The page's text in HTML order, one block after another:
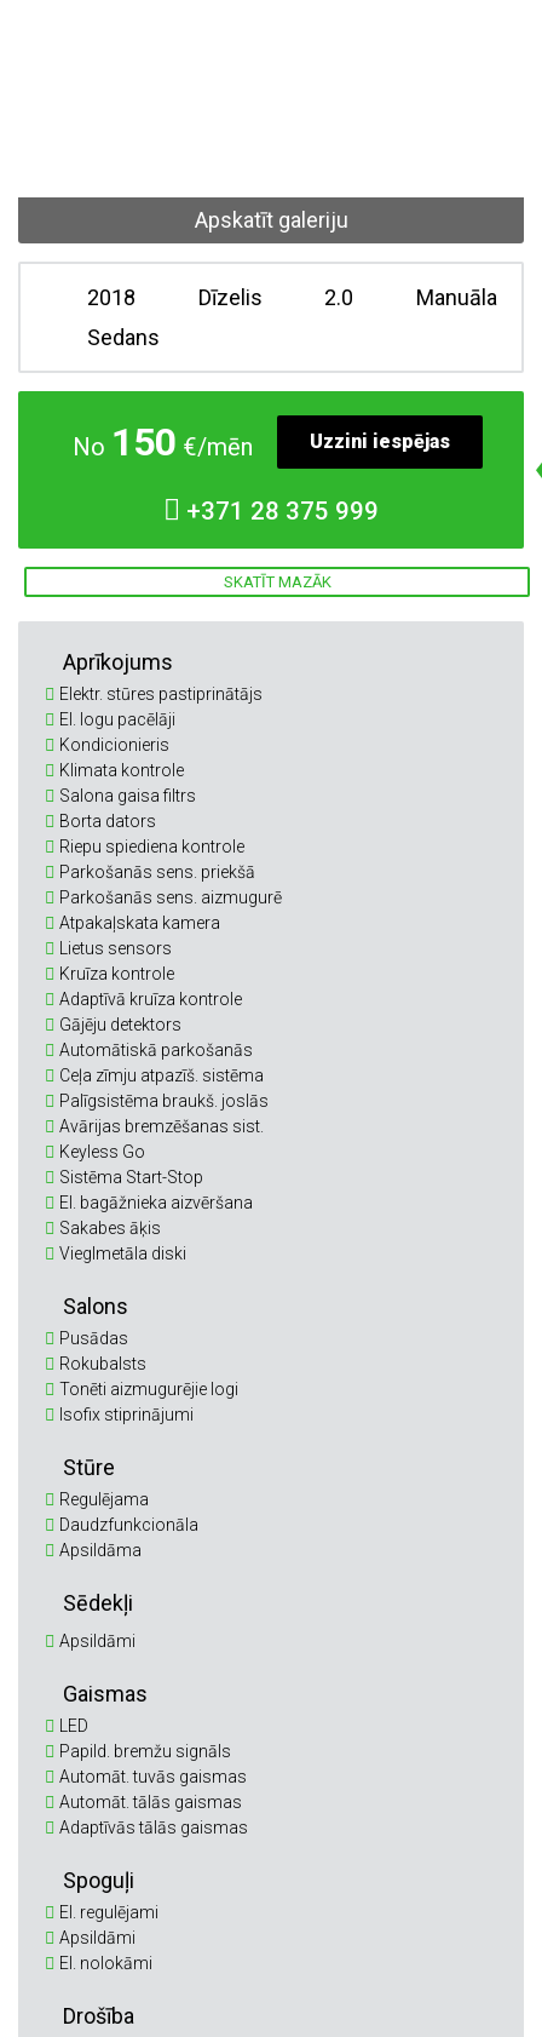
Apskatīt galeriju
2018 Dīzelis 2.0
Manuāla
Sedans
No 150 €/mēn Uzzini iespējas
+371 28 375 999
SKATĪT MAZĀK
Aprīkojums
Elektr. stūres pastiprinātājs
El. logu pacēlāji
Kondicionieris
Klimata kontrole
Salona gaisa filtrs
Borta dators
Riepu spiediena kontrole
Parkošanās sens. priekšā
Parkošanās sens. aizmugurē
Atpakaļskata kamera
Lietus sensors
Kruīza kontrole
Adaptīvā kruīza kontrole
Gājēju detektors
Automātiskā parkošanās
Ceļa zīmju atpazīš. sistēma
Palīgsistēma braukš. joslās
Avārijas bremzēšanas sist.
Keyless Go
Sistēma Start-Stop
El. bagāžnieka aizvēršana
Sakabes āķis
Vieglmetāla diski
Salons
Pusādas
Rokubalsts
Tonēti aizmugurējie logi
Isofix stiprinājumi
Stūre
Regulējama
Daudzfunkcionāla
Apsildāma
Sēdekļi
Apsildāmi
Gaismas
LED
Papild. bremžu signāls
Automāt. tuvās gaismas
Automāt. tālās gaismas
Adaptīvās tālās gaismas
Spoguļi
El. regulējami
Apsildāmi
El. nolokāmi
Drošība